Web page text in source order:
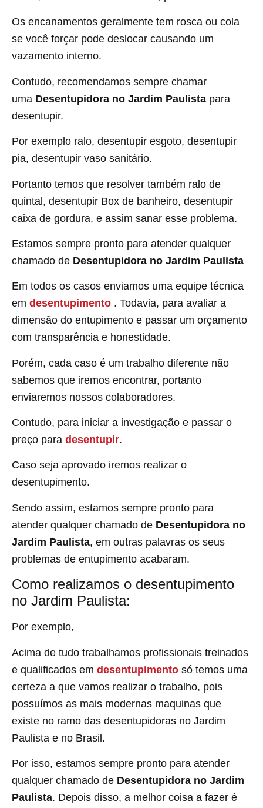
Os encanamentos geralmente tem rosca ou cola
se você forçar pode deslocar causando um
vazamento interno.
Contudo, recomendamos sempre chamar
uma Desentupidora no Jardim Paulista para
desentupir.
Por exemplo ralo, desentupir esgoto, desentupir
pia, desentupir vaso sanitário.
Portanto temos que resolver também ralo de
quintal, desentupir Box de banheiro, desentupir
caixa de gordura, e assim sanar esse problema.
Estamos sempre pronto para atender qualquer
chamado de Desentupidora no Jardim Paulista
Em todos os casos enviamos uma equipe técnica
em desentupimento . Todavia, para avaliar a
dimensão do entupimento e passar um orçamento
com transparência e honestidade.
Porém, cada caso é um trabalho diferente não
sabemos que iremos encontrar, portanto
enviaremos nossos colaboradores.
Contudo, para iniciar a investigação e passar o
preço para desentupir.
Caso seja aprovado iremos realizar o
desentupimento.
Sendo assim, estamos sempre pronto para
atender qualquer chamado de Desentupidora no
Jardim Paulista, em outras palavras os seus
problemas de entupimento acabaram.
Como realizamos o desentupimento
no Jardim Paulista:
Por exemplo,
Acima de tudo trabalhamos profissionais treinados
e qualificados em desentupimento só temos uma
certeza a que vamos realizar o trabalho, pois
possuímos as mais modernas maquinas que
existe no ramo das desentupidoras no Jardim
Paulista e no Brasil.
Por isso, estamos sempre pronto para atender
qualquer chamado de Desentupidora no Jardim
Paulista. Depois disso, a melhor coisa a fazer é